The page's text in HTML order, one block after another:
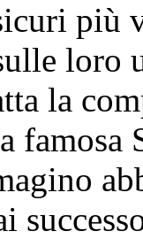
più
loro
la